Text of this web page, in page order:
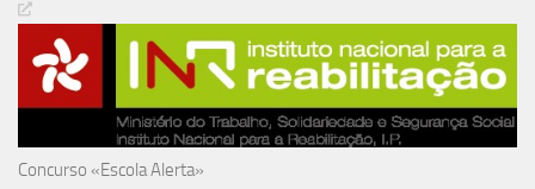
Concurso «Escola Alerta»